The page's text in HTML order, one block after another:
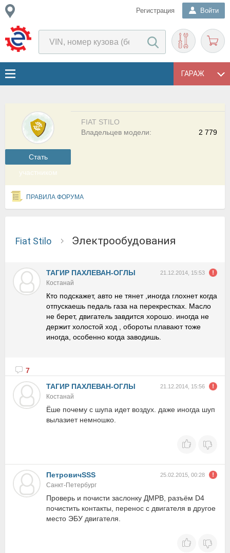
Регистрация Войти
ГАРАЖ
Cтать
участником
FIAT STILO
2 779
Владельцев модели:
ПРАВИЛА ФОРУМА
Fiat Stilo электрообудования
ТАГИР ПАХЛЕВАН-ОГЛЫ 21.12.2014, 15:53
Костанай
Кто подскажет, авто не тянет ,иногда глохнет когда
отпускаешь педаль газа на перекрестках. Масло
не берет, двигатель завдится хорошо. иногда не
держит холостой ход , обороты плавают тоже
иногда, особенно когда заводишь.
7
ТАГИР ПАХЛЕВАН-ОГЛЫ
21.12.2014, 15:56
Костанай
Ёше почему с шупа идет воздух. даже иногда шуп
вылазиет немношко.
ПетровичSSS 25.02.2015, 00:28
Санкт-Петербург
Проверь и почисти заслонку ДМРВ, разъём D4
почистить контакты, перенос с двигателя в другое
место ЭБУ двигателя.